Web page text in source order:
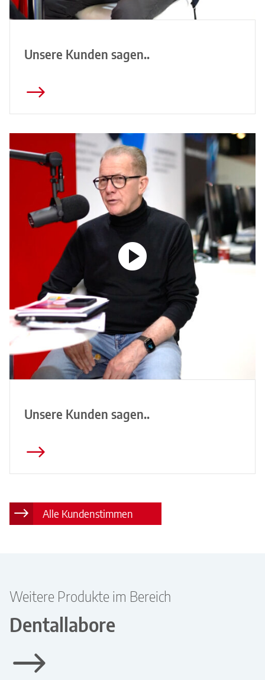
Unsere Kunden sagen..
Unsere Kunden sagen..
Alle Kundenstimmen
Weitere Produkte im Bereich
Dentallabore